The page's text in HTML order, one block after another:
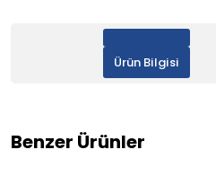
Ürün Bilgisi
Benzer Ürünler